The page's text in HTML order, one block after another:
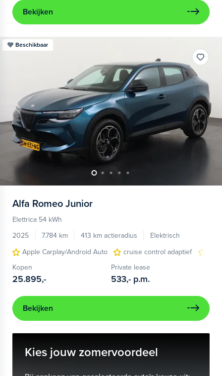
Bekijken
Beschikbaar
Alfa Romeo Junior
Elettrica 54 kWh
2025
7.784 km 413 km actieradius
Elektrisch
Apple Carplay/Android Auto
cruise control adaptief
Kopen
25.895,-
Private lease
533,- p.m.
Bekijken
Kies jouw zomervoordeel